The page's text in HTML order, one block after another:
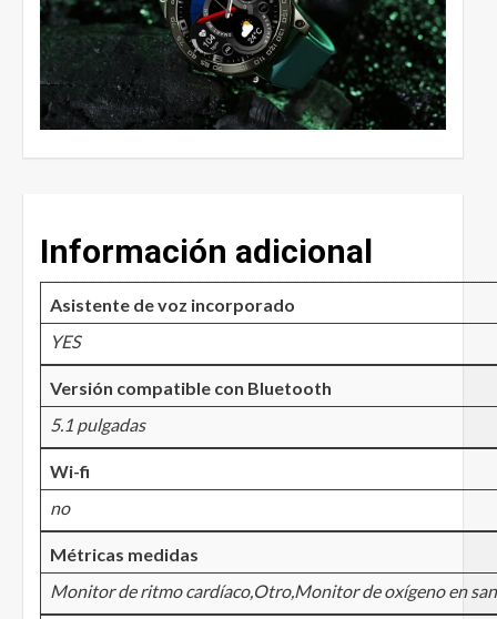
Información adicional
Asistente de voz incorporado
YES
Versión compatible con Bluetooth
5.1 pulgadas
Wi-fi
no
Métricas medidas
Monitor de ritmo cardíaco,Otro,Monitor de oxígeno en